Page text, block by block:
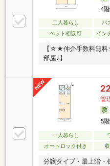
4
二人暮らし バ
ペット相談可
イン
【☆★仲介手数料無
部屋♪】
22
管
5
一人暮らし
オートロック付き
分譲タイプ・最上階・